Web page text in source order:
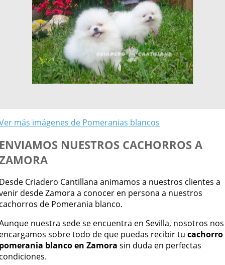
más imágenes de Pomeranias blancos
NUESTROS CACHORROS A
Criadero Cantillana animamos a nuestros clientes a
desde Zamora a conocer en persona a nuestros
de Pomerania blanco.
nuestra sede se encuentra en Sevilla, nosotros nos
sobre todo de que puedas recibir tu cachorro
blanco en Zamora sin duda en perfectas